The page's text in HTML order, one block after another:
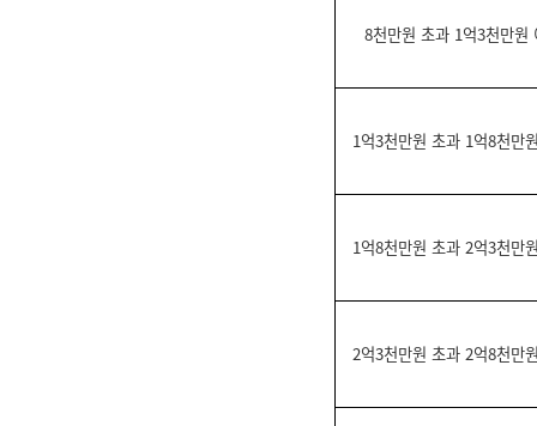
8천만원 초과 1억3천만원
1억3천만원 초과 1억8천만
1억8천만원 초과 2억3천만
2억3천만원 초과 2억8천만